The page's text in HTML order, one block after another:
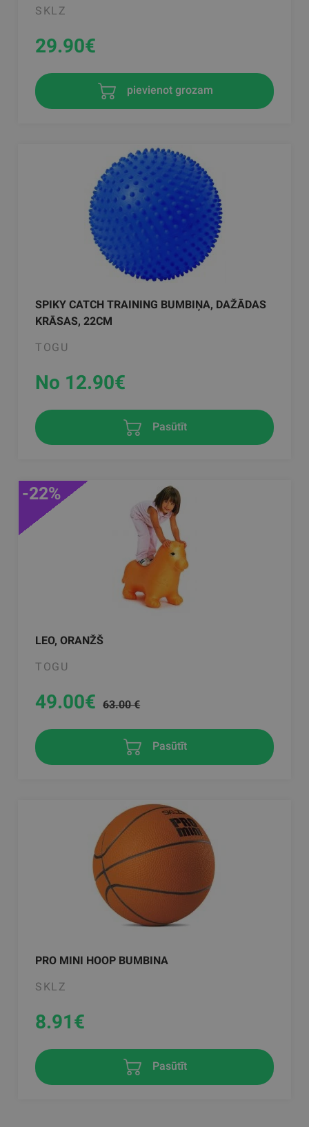
SKLZ
29.90€
pievienot grozam
SPIKY CATCH TRAINING BUMBIŅA, DAŽĀDAS
KRĀSAS, 22CM
TOGU
No 12.90€
Pasūtīt
LEO, ORANŽŠ
TOGU
-22%
49.00€ 63.00 €
Pasūtīt
PRO MINI HOOP BUMBINA
SKLZ
8.91€
Pasūtīt